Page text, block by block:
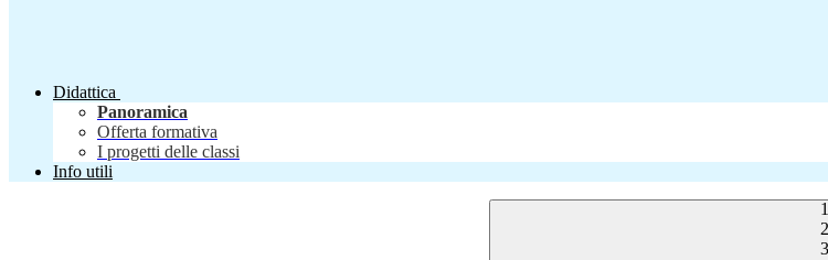
Didattica
Panoramica
Offerta formativa
I progetti delle classi
Info utili